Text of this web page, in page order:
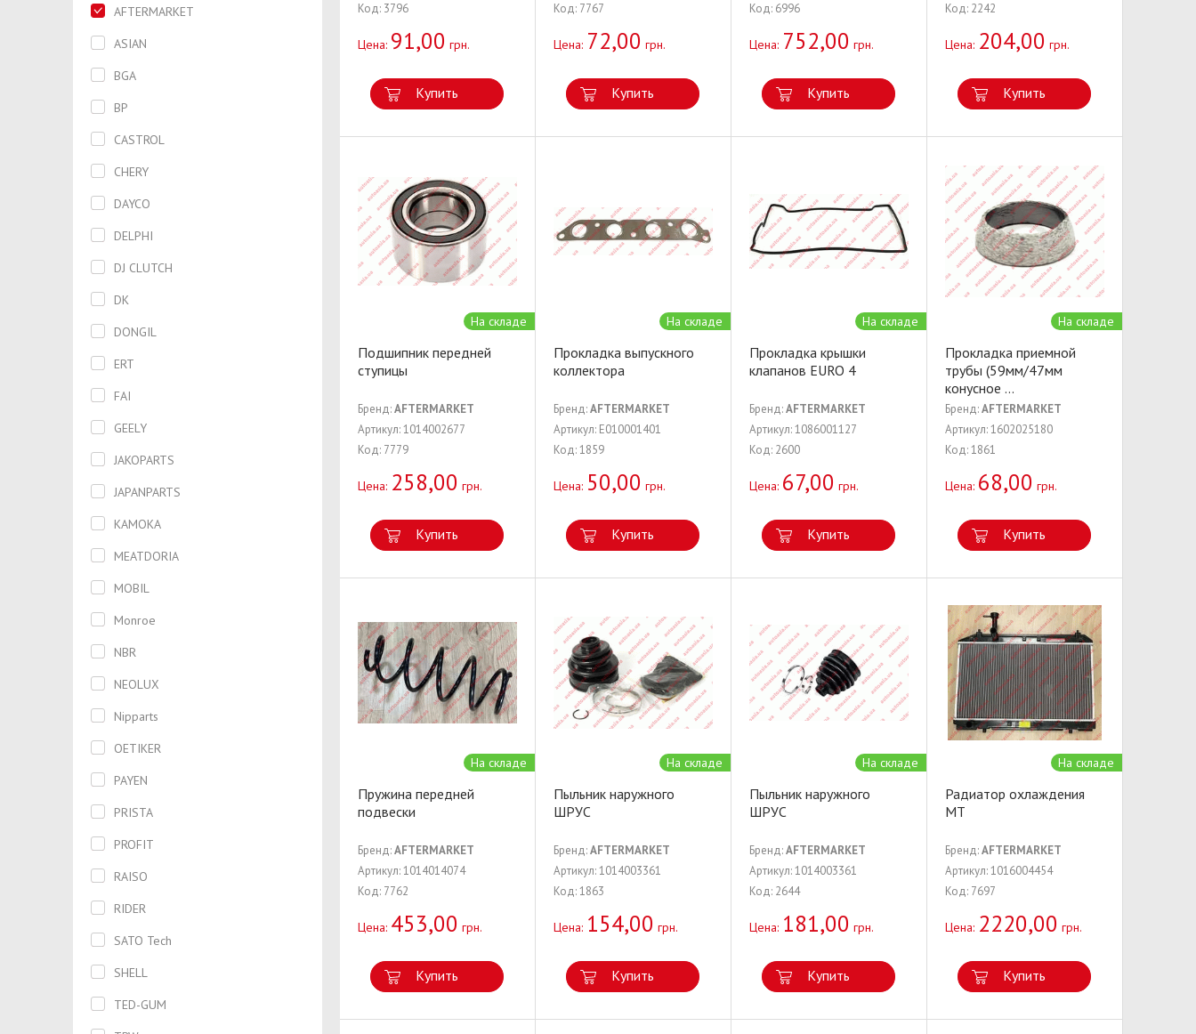
Рычаг
Сайлентблок
Сальник
Сателлиты дифференциала
Свеча зажигания
Смазка направляющих
Стартер
Сухарь
Термостат
Трапеция
Трос
Указатель поворота
Фара
Фильтр воздушный
Фильтр масляный
Фильтр салона
Фильтр топливный
Фонарь
Форсунка
Хомут
Цилиндр
Шестерня
ШРУС
AFTERMARKET
ASIAN
BGA
BP
CASTROL
CHERY
DAYCO
DELPHI
DJ CLUTCH
DK
DONGIL
ERT
FAI
GEELY
JAKOPARTS
JAPANPARTS
KAMOKA
MEATDORIA
MOBIL
Monroe
NBR
NEOLUX
Nipparts
OETIKER
PAYEN
PRISTA
PROFIT
RAISO
RIDER
SATO Tech
SHELL
TED-GUM
Код: 3796
Цена: 91,00 грн.
Купить
Код: 7767
Цена: 72,00 грн.
Купить
Код: 6996
Цена: 752,00 грн.
Купить
Код: 2242
Цена: 204,00 грн.
Купить
На складе
Подшипник передней
ступицы
Бренд:AFTERMARKET
Артикул: 1014002677
Код: 7779
Цена: 258,00 грн.
Купить
На складе
Прокладка выпускного
коллектора
Бренд:AFTERMARKET
Артикул: E010001401
Код: 1859
Цена: 50,00 грн.
Купить
На складе
Прокладка крышки
клапанов EURO 4
Бренд:AFTERMARKET
Артикул: 1086001127
Код: 2600
Цена: 67,00 грн.
Купить
На складе
Прокладка приемной
трубы (59мм/47мм
конусное ...
Бренд:AFTERMARKET
Артикул: 1602025180
Код: 1861
Цена: 68,00 грн.
Купить
На складе
Пружина передней
подвески
Бренд:AFTERMARKET
Артикул: 1014014074
Код: 7762
Цена: 453,00 грн.
Купить
На складе
Пыльник наружного
ШРУС
Бренд:AFTERMARKET
Артикул: 1014003361
Код: 1863
Цена: 154,00 грн.
Купить
На складе
Пыльник наружного
ШРУС
Бренд:AFTERMARKET
Артикул: 1014003361
Код: 2644
Цена: 181,00 грн.
Купить
На складе
Радиатор охлаждения
МТ
Бренд:AFTERMARKET
Артикул: 1016004454
Код: 7697
Цена: 2220,00 грн.
Купить